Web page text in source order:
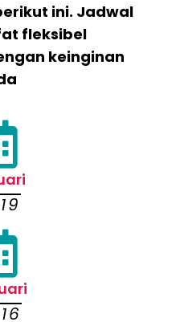
ini. Jadwal
fleksibel
keinginan